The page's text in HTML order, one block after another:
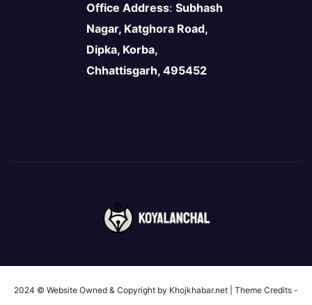
Office Address: Subhash
Nagar, Katghora Road,
Dipka, Korba,
Chhattisgarh, 495452